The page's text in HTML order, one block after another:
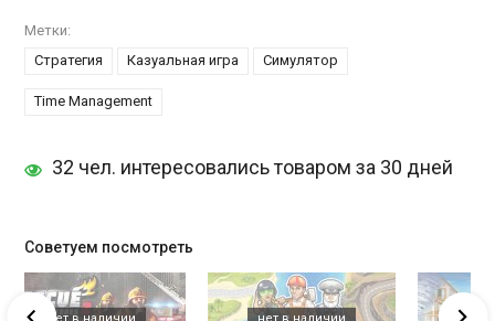
Метки:
Стратегия
Казуальная игра Симулятор
Time Management
32 чел. интересовались товаром за 30 дней
Советуем посмотреть